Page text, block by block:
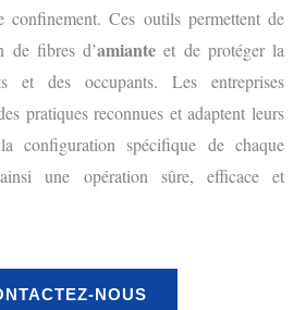
confinement. Ces outils permettent de
de fibres d’amiante et de protéger la
et des occupants. Les entreprises
pratiques reconnues et adaptent leurs
configuration spécifique de chaque
une opération sûre, efficace et
NOUS